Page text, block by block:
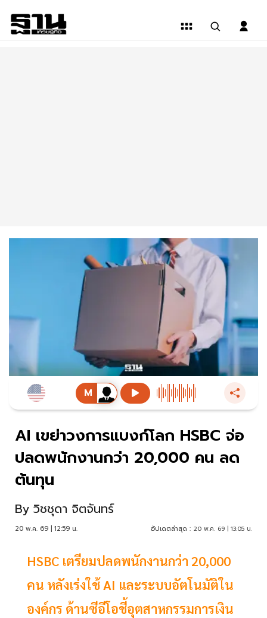
AI เขย่าวงการแบงก์โลก HSBC จ่อ
ปลดพนักงานกว่า 20,000 คน ลด
ต้นทุน
By วิชชุดา จิตจันทร์
20 พ.ค. 69 | 12:59 น. อัปเดตล่าสุด : 20 พ.ค. 69 | 13:05 น.
HSBC เตรียมปลดพนักงานกว่า 20,000
คน หลังเร่งใช้ AI และระบบอัตโนมัติใน
องค์กร ด้านซีอีโอชี้อุตสาหกรรมการเงิน